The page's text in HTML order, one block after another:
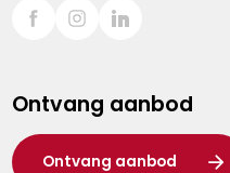
Sint-Truiden
Waasland
Wuustwezel
Ontvang aanbod
Ontvang aanbod